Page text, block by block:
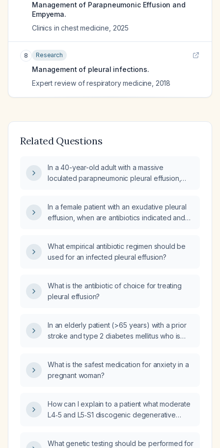
Management of Parapneumonic Effusion and
Empyema.
Clinics in chest medicine 2025
8 Research
Management of pleural infections.
Expert review of respiratory medicine 2018
Related Questions
In a 40-year-old adult with a massive
loculated parapneumonic pleural effusion,
sensitivity, aside from chest tube
thoracostomy?
In a female patient with an exudative pleural
effusion, when are antibiotics indicated and
What empirical antibiotic regimen should be
used for an infected pleural effusion?
What is the antibiotic of choice for treating
pleural effusion?
In an elderly patient (>65 years) with a prior
stroke and type 2 diabetes mellitus who is
started for presumed pneumonia?
What is the safest medication for anxiety in a
pregnant woman?
How can I explain to a patient what moderate
L4‑5 and L5‑S1 discogenic degenerative
What genetic testing should be performed for